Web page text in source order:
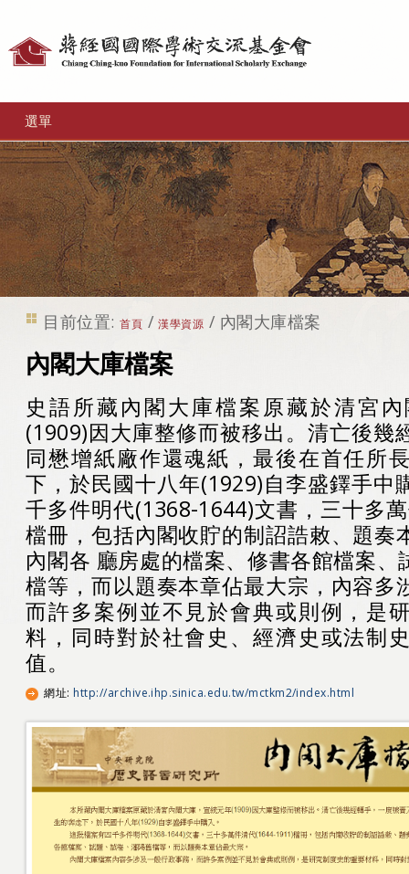
選單
目前位置: 首頁 /漢學資源 / 內閣大庫檔案
內閣大庫檔案
史語所藏內閣大庫檔案原藏於清宮
(1909)因大庫整修而被移出。清亡後幾
同懋增紙廠作還魂紙，最後在首任所
下，於民國十八年(1929)自李盛鐸手中
千多件明代(1368-1644)文書，三十多
檔冊，包括內閣收貯的制詔誥敕、題奏
內閣各 廳房處的檔案、修書各館檔案、
檔等，而以題奏本章佔最大宗，內容多
而許多案例並不見於會典或則例，是
料，同時對於社會史、經濟史或法制
值。
網址: http://archive.ihp.sinica.edu.tw/mctkm2/index.html